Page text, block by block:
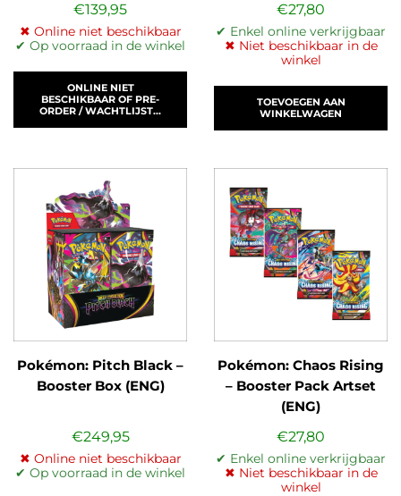
€139,95
✖ Online niet beschikbaar
✔ Op voorraad in de winkel
ONLINE NIET
BESCHIKBAAR OF PRE-
ORDER / WACHTLIJST...
€27,80
✔ Enkel online verkrijgbaar
✖ Niet beschikbaar in de
winkel
TOEVOEGEN AAN
WINKELWAGEN
Pokémon: Pitch Black –
Booster Box (ENG)
€249,95
✖ Online niet beschikbaar
✔ Op voorraad in de winkel
Pokémon: Chaos Rising
– Booster Pack Artset
(ENG)
€27,80
✔ Enkel online verkrijgbaar
✖ Niet beschikbaar in de
winkel